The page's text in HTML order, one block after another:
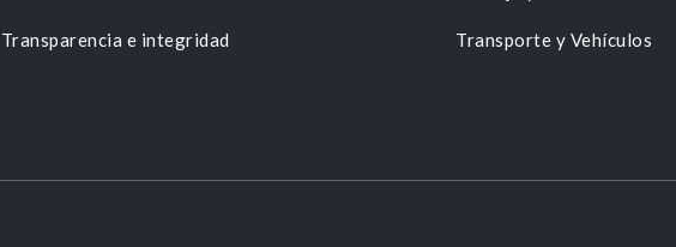
Transparencia e integridad Transporte y Vehículos